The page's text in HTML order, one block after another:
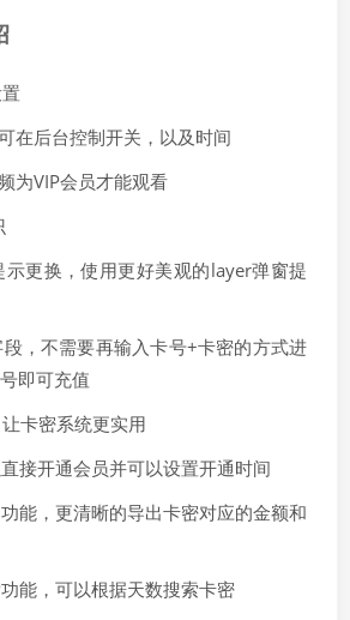
在后台控制开关，以及时间
为VIP会员才能观看
更换，使用更好美观的layer弹窗提
，不需要再输入卡号+卡密的方式进
即可充值
卡密系统更实用
接开通会员并可以设置开通时间
能，更清晰的导出卡密对应的金额和
能，可以根据天数搜索卡密